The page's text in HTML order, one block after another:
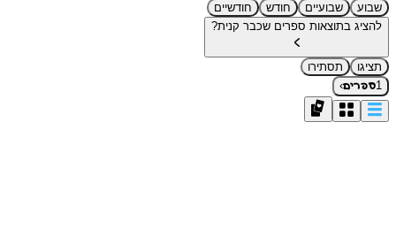
שבוע שבועיים חודש
חודשיים
להציג בתוצאות ספרים שכבר קנית?
תציגו
תסתירו
1ספרים›